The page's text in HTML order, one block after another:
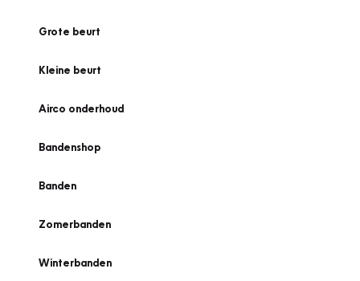
Grote beurt
Kleine beurt
Airco onderhoud
Bandenshop
Banden
Zomerbanden
Winterbanden